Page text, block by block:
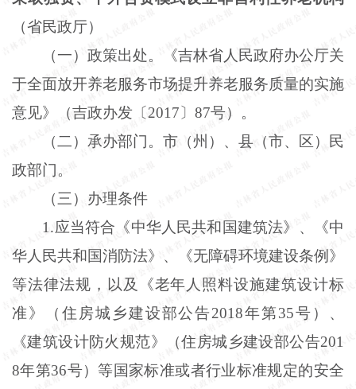
（省民政厅）
（一）政策出处。《吉林省人民政府办公厅关
于全面放开养老服务市场提升养老服务质量的实施
意见》（吉政办发〔2017〕87号）。
（二）承办部门。市（州）、县（市、区）民
政部门。
（三）办理条件
1 .应当符合《中华人民共和国建筑法》、《中
华人民共和国消防法》、《无障碍环境建设条例》
等法律法规，以及《老年人照料设施建筑设计标
准》（住房城乡建设部公告2018年第35号）、
《建筑设计防火规范》（住房城乡建设部公告201
8年第36号）等国家标准或者行业标准规定的安全